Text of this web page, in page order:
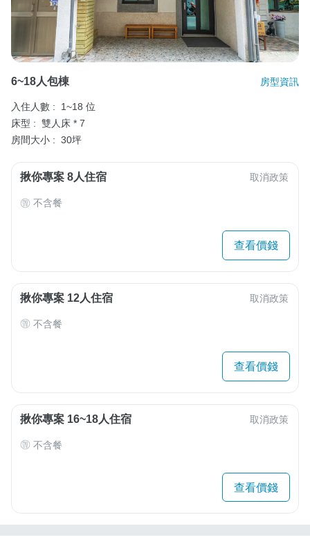
6~18人包棟 房型資訊
入住人數 :
1~18 位
床型 : 雙人床 * 7
房間大小 : 30坪
揪你專案 8人住宿 取消政策
不含餐
查看價錢
揪你專案 12人住宿 取消政策
不含餐
查看價錢
揪你專案 16~18人住宿 取消政策
不含餐
查看價錢